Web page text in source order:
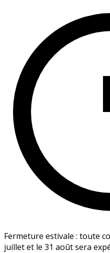
Fermeture estivale : toute
juillet et le 31 août sera